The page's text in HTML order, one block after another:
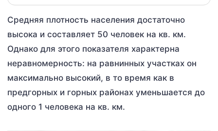
Средняя плотность населения достаточно
высока и составляет 50 человек на кв. км.
Однако для этого показателя характерна
неравномерность: на равнинных участках он
максимально высокий, в то время как в
предгорных и горных районах уменьшается до
одного 1 человека на кв. км.